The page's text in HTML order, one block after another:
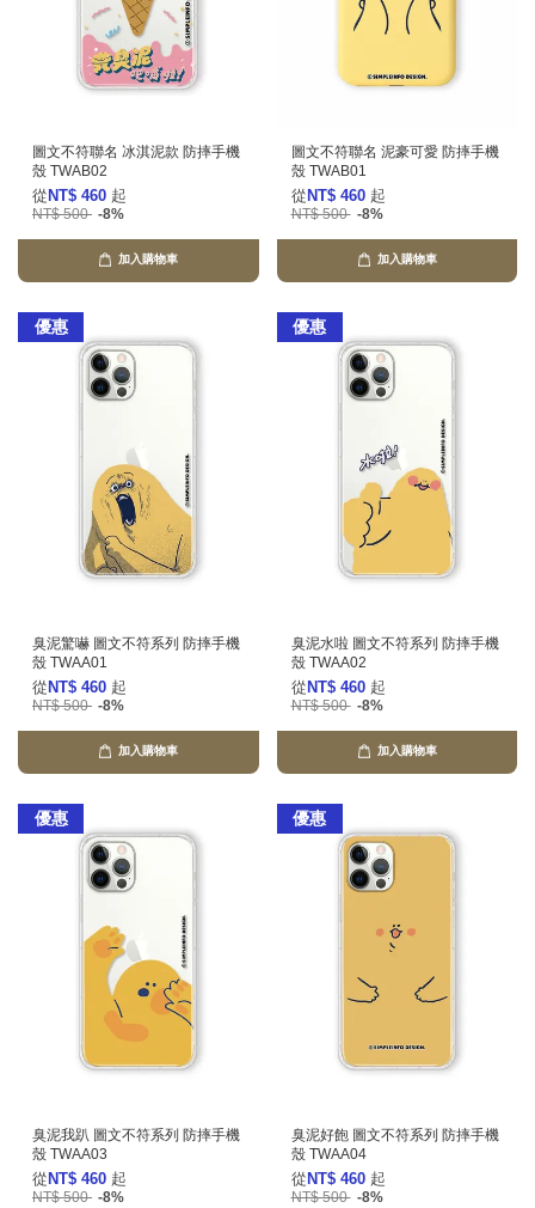
圖文不符聯名 冰淇泥款 防摔手機
殼 TWAB02
從 NT$ 460 起
NT$ 500 -8%
加入購物車
圖文不符聯名 泥豪可愛 防摔手機
殼 TWAB01
從 NT$ 460 起
NT$ 500 -8%
加入購物車
優惠
臭泥驚嚇 圖文不符系列 防摔手機
殼 TWAA01
從 NT$ 460 起
NT$ 500 -8%
加入購物車
優惠
臭泥水啦 圖文不符系列 防摔手機
殼 TWAA02
從 NT$ 460 起
NT$ 500 -8%
加入購物車
優惠
臭泥我趴 圖文不符系列 防摔手機
殼 TWAA03
從 NT$ 460 起
NT$ 500 -8%
優惠
臭泥好飽 圖文不符系列 防摔手機
殼 TWAA04
從 NT$ 460 起
NT$ 500 -8%